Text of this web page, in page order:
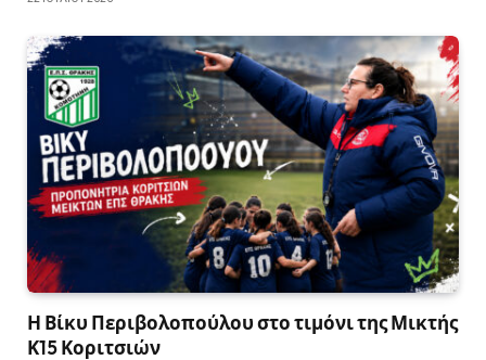
Η Βίκυ Περιβολοπούλου στο τιμόνι της Μικτής
Κ15 Κοριτσιών